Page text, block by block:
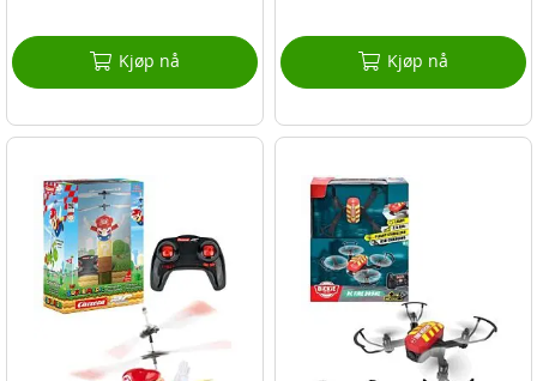
Kjøp nå Kjøp nå